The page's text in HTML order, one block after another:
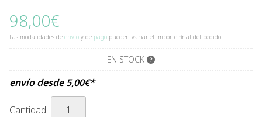
98,00€
Las modalidades de envío y de pago pueden variar el importe final del pedido.
EN STOCK
envío desde5,00€*
Cantidad